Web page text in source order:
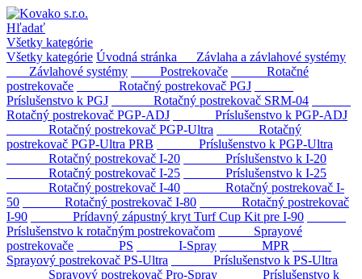
Hľadať
Všetky kategórie
Všetky kategórie Úvodná stránka
Závlaha a závlahové systémy
Závlahové systémy
Postrekovače
Rotačné
postrekovače
Rotačný postrekovač PGJ
Príslušenstvo k PGJ
Rotačný postrekovač SRM-04
Rotačný postrekovač PGP-ADJ
Príslušenstvo k PGP-ADJ
Rotačný postrekovač PGP-Ultra
Rotačný
postrekovač PGP-Ultra PRB
Príslušenstvo k PGP-Ultra
Rotačný postrekovač I-20
Príslušenstvo k I-20
Rotačný postrekovač I-25
Príslušenstvo k I-25
Rotačný postrekovač I-40
Rotačný postrekovač I-
50
Rotačný postrekovač I-80
Rotačný postrekovač
I-90
Prídavný zápustný kryt Turf Cup Kit pre I-90
Príslušenstvo k rotačným postrekovačom
Sprayové
postrekovače
PS I-Spray
MPR
Sprayový postrekovač PS-Ultra
Príslušenstvo k PS-Ultra
Sprayový postrekovač Pro-Spray
Príslušenstvo k